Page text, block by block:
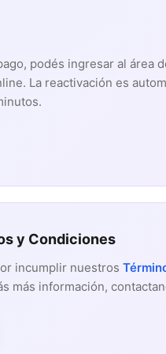
podés ingresar al área
La reactivación es
y Condiciones
incumplir nuestros
más información,